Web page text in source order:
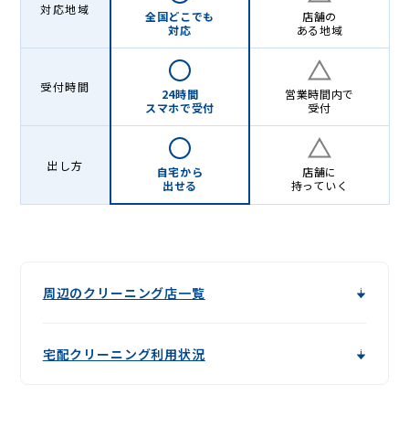
対応地域
全国どこでも
対応
店舗の
ある地域
受付時間
24時間
スマホで受付
営業時間内で
受付
出し方
自宅から
出せる
店舗に
持っていく
周辺のクリーニング店一覧
宅配クリーニング利用状況